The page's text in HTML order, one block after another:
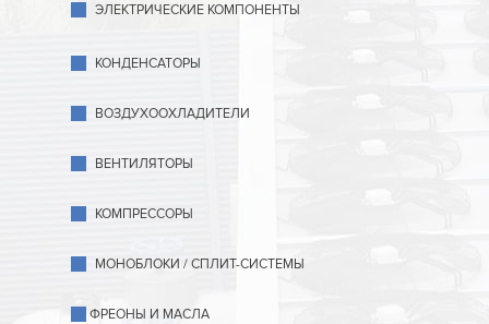
ЭЛЕКТРИЧЕСКИЕ КОМПОНЕНТЫ
КОНДЕНСАТОРЫ
ВОЗДУХООХЛАДИТЕЛИ
ВЕНТИЛЯТОРЫ
КОМПРЕССОРЫ
МОНОБЛОКИ / СПЛИТ-СИСТЕМЫ
ФРЕОНЫ И МАСЛА